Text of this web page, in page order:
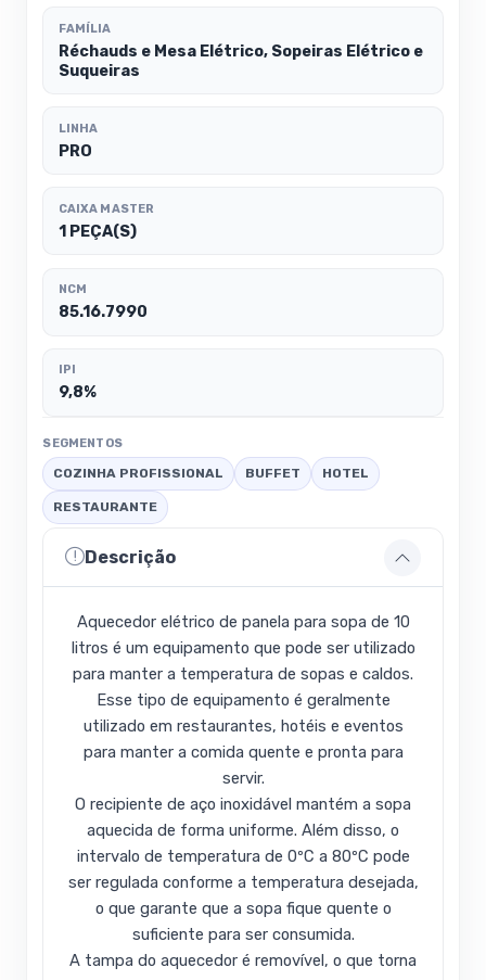
FAMÍLIA
Réchauds e Mesa Elétrico, Sopeiras Elétrico e
Suqueiras
LINHA
PRO
CAIXA MASTER
1 PEÇA(S)
NCM
85.16.7990
IPI
9,8%
SEGMENTOS
COZINHA PROFISSIONAL BUFFET HOTEL
RESTAURANTE
Descrição
Aquecedor elétrico de panela para sopa de 10
litros é um equipamento que pode ser utilizado
para manter a temperatura de sopas e caldos.
Esse tipo de equipamento é geralmente
utilizado em restaurantes, hotéis e eventos
para manter a comida quente e pronta para
servir.
O recipiente de aço inoxidável mantém a sopa
aquecida de forma uniforme. Além disso, o
intervalo de temperatura de 0ºC a 80ºC pode
ser regulada conforme a temperatura desejada,
o que garante que a sopa fique quente o
suficiente para ser consumida.
A tampa do aquecedor é removível, o que torna